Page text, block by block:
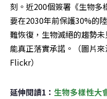
刻。近200個簽署《生物多
要在2030年前保護30%的
難恢復，生物滅絕的趨勢
能真正落實承諾。（圖片
Flickr）
延伸閱讀1： 生物多樣性大